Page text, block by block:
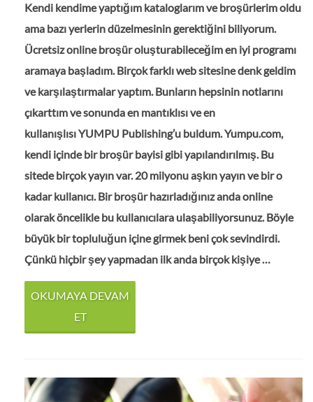
Kendi kendime yaptığım kataloglarım ve broşürlerim oldu
ama bazı yerlerin düzelmesinin gerektiğini biliyorum.
Ücretsiz online broşür oluşturabileceğim en iyi programı
aramaya başladım. Birçok farklı web sitesine denk geldim
ve karşılaştırmalar yaptım. Bunların hepsinin notlarını
çıkarttım ve sonunda en mantıklısı ve en
kullanışlısı YUMPU Publishing’u buldum. Yumpu.com,
kendi içinde bir broşür bayisi gibi yapılandırılmış. Bu
sitede birçok yayın var. 20 milyonu aşkın yayın ve bir o
kadar kullanıcı. Bir broşür hazırladığınız anda online
olarak öncelikle bu kullanıcılara ulaşabiliyorsunuz. Böyle
büyük bir topluluğun içine girmek beni çok sevindirdi.
Çünkü hiçbir şey yapmadan ilk anda birçok kişiye …
OKUMAYA DEVAM
ET